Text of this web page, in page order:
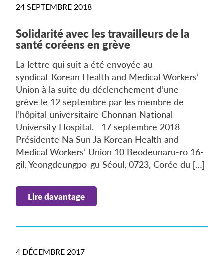
24 SEPTEMBRE 2018
Solidarité avec les travailleurs de la
santé coréens en grève
La lettre qui suit a été envoyée au
syndicat Korean Health and Medical Workers’
Union à la suite du déclenchement d’une
grève le 12 septembre par les membre de
l’hôpital universitaire Chonnan National
University Hospital. 17 septembre 2018
Présidente Na Sun Ja Korean Health and
Medical Workers’ Union 10 Beodeunaru-ro 16-
gil, Yeongdeungpo-gu Séoul, 0723, Corée du […]
Lire davantage
4 DÉCEMBRE 2017